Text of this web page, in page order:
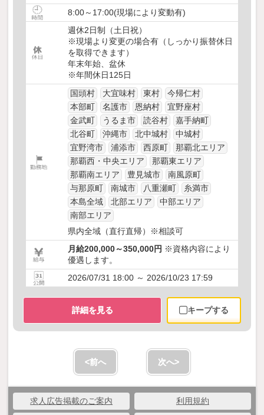
8:00～17:00(現場により変動有)
週休2日制（土日祝）
※現場より変更の場合有（しっかり振替休日
を取得できます）
年末年始、盆休
※年間休日125日
国頭村
大宜味村 東村
今帰仁村
本部町
名護市 恩納村
宜野座村
金武町
うるま市 読谷村
嘉手納町
北谷町
沖縄市 北中城村
中城村
宜野湾市
浦添市 西原町
那覇北エリア
那覇西・中央エリア
那覇東エリア
那覇南エリア
豊見城市
南風原町
与那原町
南城市 八重瀬町
糸満市
本島全域
北部エリア
中部エリア
南部エリア
県内全域（直行直帰）※相談可
月給200,000～350,000円 ※資格内容により
優遇します。
2026/07/31 18:00 ～ 2026/10/23 17:59
詳細を見る キープする
<前へ 次へ>
求人広告掲載のご案内 利用規約